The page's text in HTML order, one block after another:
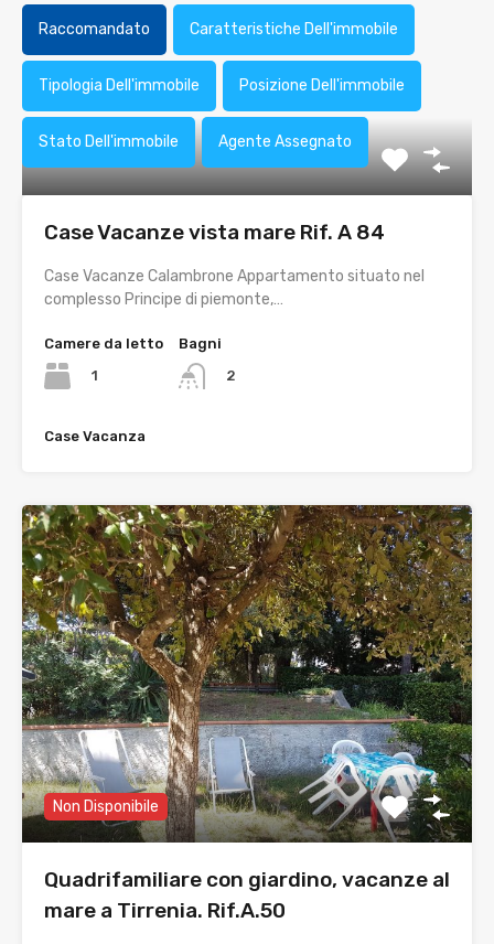
Raccomandato Caratteristiche Dell'immobile
Tipologia Dell'immobile Posizione Dell'immobile
Stato Dell'immobile Agente Assegnato
Case Vacanze vista mare Rif. A 84
Case Vacanze Calambrone Appartamento situato nel
complesso Principe di piemonte,…
Camere da letto
1
Bagni
2
Case Vacanza
Non Disponibile
Quadrifamiliare con giardino, vacanze al
mare a Tirrenia. Rif.A.50